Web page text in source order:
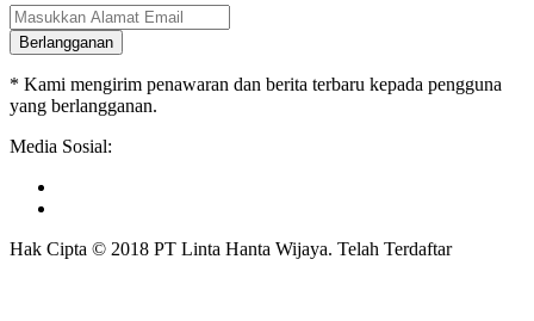
Berlangganan
* Kami mengirim penawaran dan berita terbaru kepada pengguna
yang berlangganan.
Media Sosial:
Hak Cipta © 2018 PT Linta Hanta Wijaya. Telah Terdaftar